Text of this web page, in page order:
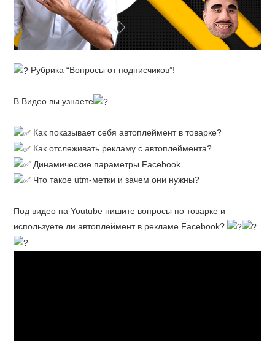
Рубрика “Вопросы от подписчиков”!
В Видео вы узнаете
Как показывает себя автоплеймент в товарке?
Как отслеживать рекламу с автоплеймента?
Динамические параметры Facebook
Что такое utm-метки и зачем они нужны?
Под видео на Youtube пишите вопросы по товарке и
используете ли автоплеймент в рекламе Facebook?